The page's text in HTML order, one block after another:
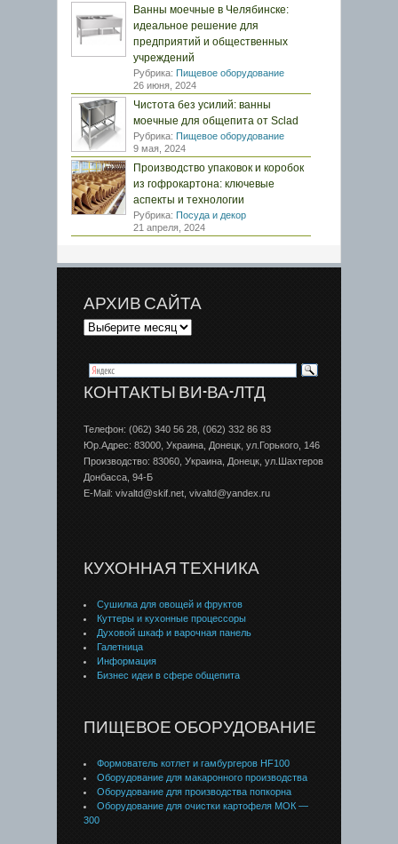
Ванны моечные в Челябинске:
идеальное решение для
предприятий и общественных
учреждений
Рубрика: Пищевое оборудование
26 июня, 2024
Чистота без усилий: ванны
моечные для общепита от Sclad
Рубрика: Пищевое оборудование
9 мая, 2024
Производство упаковок и коробок
из гофрокартона: ключевые
аспекты и технологии
Рубрика: Посуда и декор
21 апреля, 2024
АРХИВ САЙТА
КОНТАКТЫ ВИ-ВА-ЛТД
Телефон: (062) 340 56 28, (062) 332 86 83
Юр.Адрес: 83000, Украина, Донецк, ул.Горького, 146
Производство: 83060, Украина, Донецк, ул.Шахтеров
Донбаcса, 94-Б
E-Mail: vivaltd@skif.net, vivaltd@yandex.ru
КУХОННАЯ ТЕХНИКА
Сушилка для овощей и фруктов
Куттеры и кухонные процессоры
Духовой шкаф и варочная панель
Галетница
Информация
Бизнес идеи в сфере общепита
ПИЩЕВОЕ ОБОРУДОВАНИЕ
Формователь котлет и гамбургеров HF100
Оборудование для макаронного производства
Оборудование для производства попкорна
Оборудование для очистки картофеля МОК —
300